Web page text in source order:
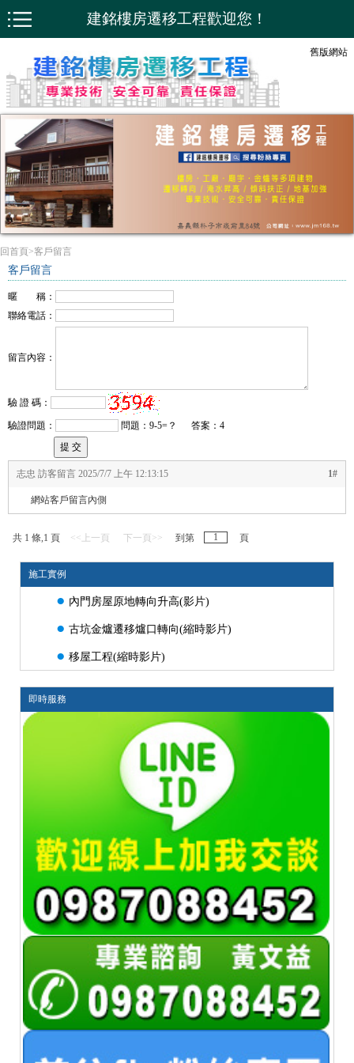
舊版網站
建銘樓房遷移工程歡迎您！
回首頁>客戶留言
客戶留言
暱 稱：
聯絡電話：
留言內容：
驗 證 碼：
驗證問題： 問題：9-5=？ 答案：4
1#
志忠 訪客留言 2025/7/7 上午 12:13:15
網站客戶留言內側
共 1 條,1 頁 <<上一頁 下一頁>> 到第 頁
施工實例
● 內門房屋原地轉向升高(影片)
● 古坑金爐遷移爐口轉向(縮時影片)
● 移屋工程(縮時影片)
即時服務